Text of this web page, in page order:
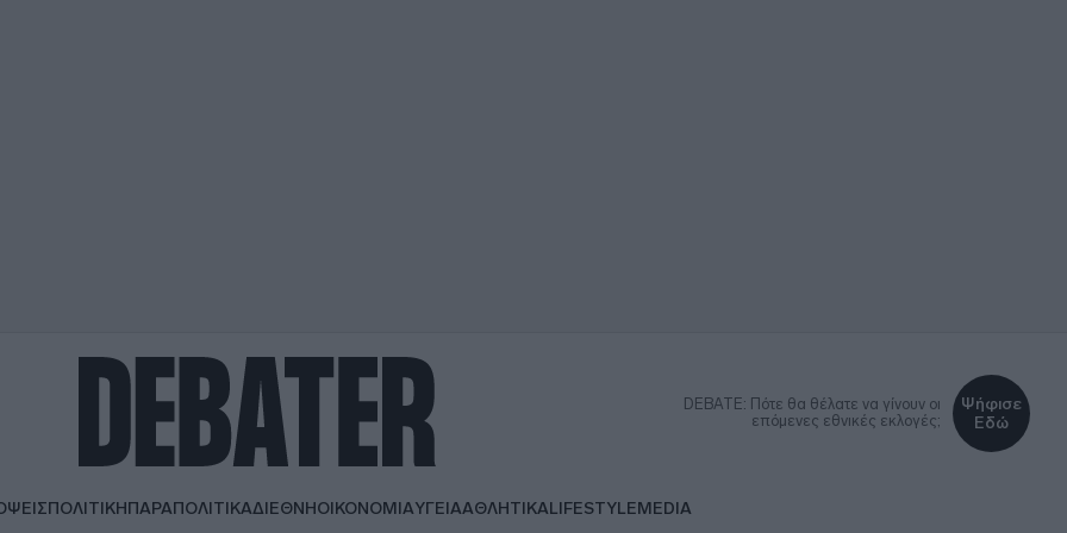
DEBATE: Πότε θα θέλατε να γίνουν οι
επόμενες εθνικές εκλογές;
Ψήφισε
Εδώ
ΠΟΛΙΤΙΚΗΠΑΡΑΠΟΛΙΤΙΚΑΔΙΕΘΝΗΟΙΚΟΝΟΜΙΑΥΓΕΙΑΑΘΛΗΤΙΚΑLIFESTYLEMEDIA